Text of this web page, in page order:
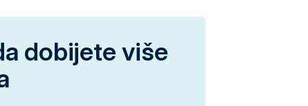
dobijete više